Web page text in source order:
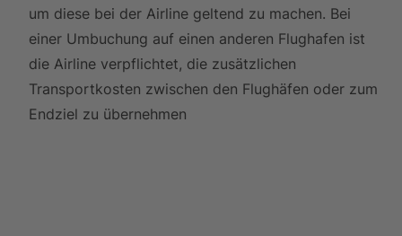
um diese bei der Airline geltend zu machen. Bei
einer Umbuchung auf einen anderen Flughafen ist
die Airline verpflichtet, die zusätzlichen
Transportkosten zwischen den Flughäfen oder zum
Endziel zu übernehmen